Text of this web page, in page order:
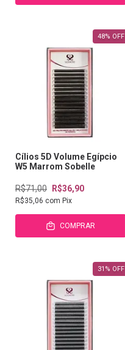
48% OFF
Cílios 5D Volume Egípcio
W5 Marrom Sobelle
R$71,00 R$36,90
R$35,06 com Pix
COMPRAR
31 % OFF